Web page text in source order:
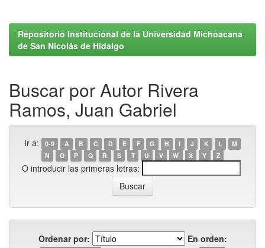
Repositorio Institucional de la Universidad Michoacana
de San Nicolás de Hidalgo
Buscar por Autor Rivera
Ramos, Juan Gabriel
Ir a: 0-9 A B C D E F G H I J K L
M
N
O P Q R S T U V W X Y Z
O introducir las primeras letras:
Ordenar por:
En orden: